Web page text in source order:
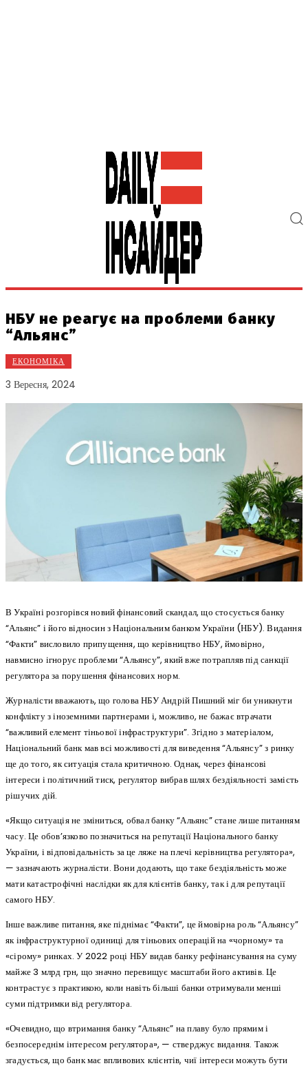
НБУ не реагує на проблеми банку
“Альянс”
ЕКОНОМІКА
3 Вересня, 2024
В Україні розгорівся новий фінансовий скандал, що стосується банку
“Альянс” і його відносин з Національним банком України (НБУ). Видання
“Факти” висловило припущення, що керівництво НБУ, ймовірно,
навмисно ігнорує проблеми “Альянсу”, який вже потрапляв під санкції
регулятора за порушення фінансових норм.
Журналісти вважають, що голова НБУ Андрій Пишний міг би уникнути
конфлікту з іноземними партнерами і, можливо, не бажає втрачати
“важливий елемент тіньової інфраструктури”. Згідно з матеріалом,
Національний банк мав всі можливості для виведення “Альянсу” з ринку
ще до того, як ситуація стала критичною. Однак, через фінансові
інтереси і політичний тиск, регулятор вибрав шлях бездіяльності замість
рішучих дій.
«Якщо ситуація не зміниться, обвал банку “Альянс” стане лише питанням
часу. Це обов’язково позначиться на репутації Національного банку
України, і відповідальність за це ляже на плечі керівництва регулятора»,
— зазначають журналісти. Вони додають, що таке бездіяльність може
мати катастрофічні наслідки як для клієнтів банку, так і для репутації
самого НБУ.
Інше важливе питання, яке піднімає “Факти”, це ймовірна роль “Альянсу”
як інфраструктурної одиниці для тіньових операцій на «чорному» та
«сірому» ринках. У 2022 році НБУ видав банку рефінансування на суму
майже 3 млрд грн, що значно перевищує масштаби його активів. Це
контрастує з практикою, коли навіть більші банки отримували менші
суми підтримки від регулятора.
«Очевидно, що втримання банку “Альянс” на плаву було прямим і
безпосереднім інтересом регулятора», — стверджує видання. Також
згадується, що банк має впливових клієнтів, чиї інтереси можуть бути